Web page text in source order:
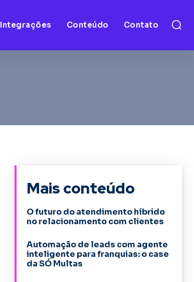
Integrações Conteúdo Contato
Mais conteúdo
O futuro do atendimento híbrido
no relacionamento com clientes
Automação de leads com agente
inteligente para franquias: o case
da SÓ Multas